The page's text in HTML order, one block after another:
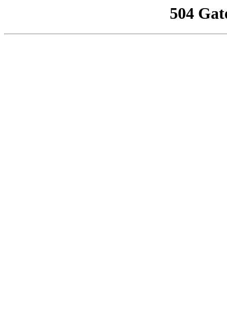
504